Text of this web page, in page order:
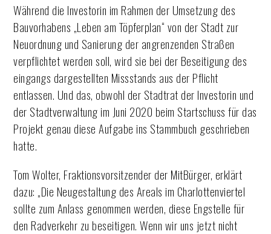
Während die Investorin im Rahmen der Umsetzung des
Bauvorhabens „Leben am Töpferplan“ von der Stadt zur
Neuordnung und Sanierung der angrenzenden Straßen
verpflichtet werden soll, wird sie bei der Beseitigung des
eingangs dargestellten Missstands aus der Pflicht
entlassen. Und das, obwohl der Stadtrat der Investorin und
der Stadtverwaltung im Juni 2020 beim Startschuss für das
Projekt genau diese Aufgabe ins Stammbuch geschrieben
hatte.
Tom Wolter, Fraktionsvorsitzender der MitBürger, erklärt
dazu: „Die Neugestaltung des Areals im Charlottenviertel
sollte zum Anlass genommen werden, diese Engstelle für
den Radverkehr zu beseitigen. Wenn wir uns jetzt nicht